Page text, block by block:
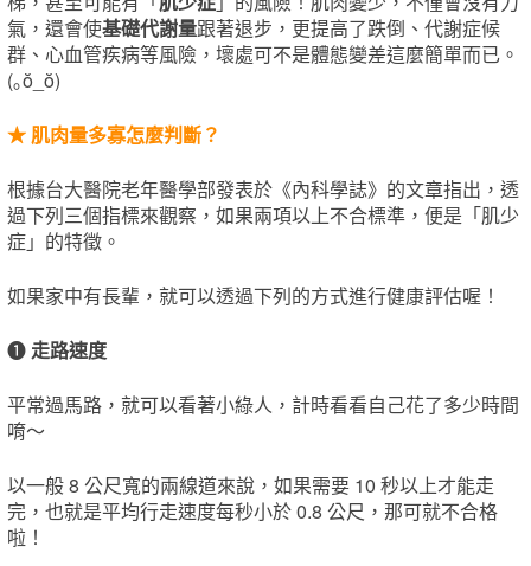
氣，還會使基礎代謝量跟著退步，更提高了跌倒、代謝症候
群、心血管疾病等風險，壞處可不是體態變差這麼簡單而已。
(｡ŏ_ŏ)
★ 肌肉量多寡怎麼判斷？
根據台大醫院老年醫學部發表於《內科學誌》的文章指出，透
過下列三個指標來觀察，如果兩項以上不合標準，便是「肌少
症」的特徵。
如果家中有長輩，就可以透過下列的方式進行健康評估喔！
❶ 走路速度
平常過馬路，就可以看著小綠人，計時看看自己花了多少時間
唷～
以一般 8 公尺寬的兩線道來說，如果需要 10 秒以上才能走
完，也就是平均行走速度每秒小於 0.8 公尺，那可就不合格
啦！